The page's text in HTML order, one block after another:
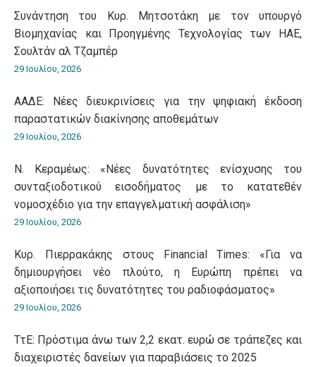
Συνάντηση του Κυρ. Μητσοτάκη με τον υπουργό
Βιομηχανίας και Προηγμένης Τεχνολογίας των ΗΑΕ,
Σουλτάν αλ Τζαμπέρ
29 Ιουλίου, 2026
ΑΑΔΕ: Νέες διευκρινίσεις για την ψηφιακή έκδοση
παραστατικών διακίνησης αποθεμάτων
29 Ιουλίου, 2026
Ν. Κεραμέως: «Νέες δυνατότητες ενίσχυσης του
συνταξιοδοτικού εισοδήματος με το κατατεθέν
νομοσχέδιο για την επαγγελματική ασφάλιση»
29 Ιουλίου, 2026
Κυρ. Πιερρακάκης στους Financial Times: «Για να
δημιουργήσει νέο πλούτο, η Ευρώπη πρέπει να
αξιοποιήσει τις δυνατότητες του ραδιοφάσματος»
29 Ιουλίου, 2026
ΤτΕ: Πρόστιμα άνω των 2,2 εκατ. ευρώ σε τράπεζες και
διαχειριστές δανείων για παραβιάσεις το 2025